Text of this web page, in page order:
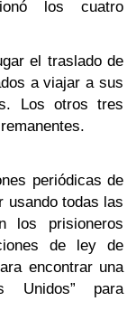
los cuatro
el traslado de
a viajar a sus
Los otros tres
periódicas de
usando todas las
los prisioneros
de ley de
encontrar una
Unidos” para